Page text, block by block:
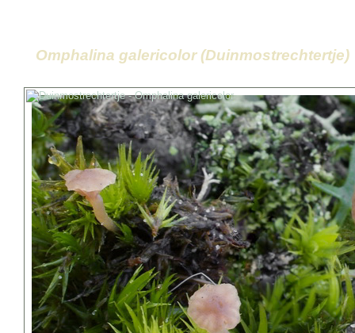
Omphalina galericolor (Duinmostrechtertje)